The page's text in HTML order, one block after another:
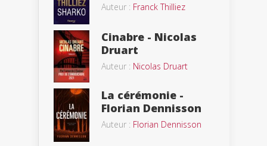
Auteur : Franck Thilliez
Cinabre - Nicolas
Druart
Auteur : Nicolas Druart
La cérémonie -
Florian Dennisson
Auteur : Florian Dennisson